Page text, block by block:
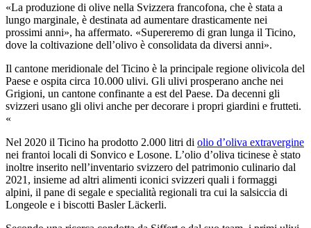
«La produzione di olive nella Svizzera francofona, che è stata a
lungo marginale, è destinata ad aumentare drasticamente nei
prossimi anni», ha affermato. «Supereremo di gran lunga il Ticino,
dove la coltivazione dell’olivo è consolidata da diversi anni».
Il cantone meridionale del Ticino è la principale regione olivicola del
Paese e ospita circa 10.000 ulivi. Gli ulivi prosperano anche nei
Grigioni, un cantone confinante a est del Paese. Da decen­ni gli
svizzeri usano gli olivi anche per decora­re i propri giardini e frutteti.
«
Nel 2020 il Ticino ha prodotto 2.000 litri di olio d’oliva extravergine
nei frantoi locali di Sonvico e Losone. L’olio d’oliva ticinese è stato
inoltre inserito nell’inventario svizzero del patrimonio culinario dal
2021, insieme ad altri alimenti iconici svizzeri quali i formaggi
alpini, il pane di segale e specialità regionali tra cui la salsiccia di
Longeole e i biscotti Basler Läckerli.